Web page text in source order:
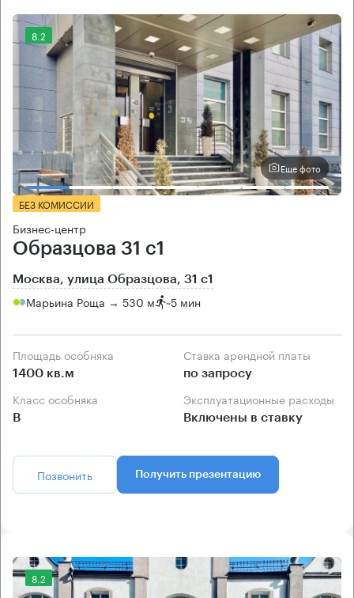
8.2
Еще фото
БЕЗ КОМИССИИ
Бизнес-центр
Образцова 31 с1
Москва, улица Образцова, 31 с1
Марьина Роща → 530 м ~5 мин
Площадь особняка
1400 кв.м
Ставка арендной платы
по запросу
Класс особняка
B
Эксплуатационные расходы
Включены в ставку
Позвонить Получить презентацию
8.2